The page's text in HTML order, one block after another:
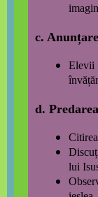
c.
Elevii
d.
lui